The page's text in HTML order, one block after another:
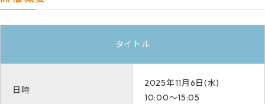
タイトル
日時
2025年11月6日(水)
10:00～15:05